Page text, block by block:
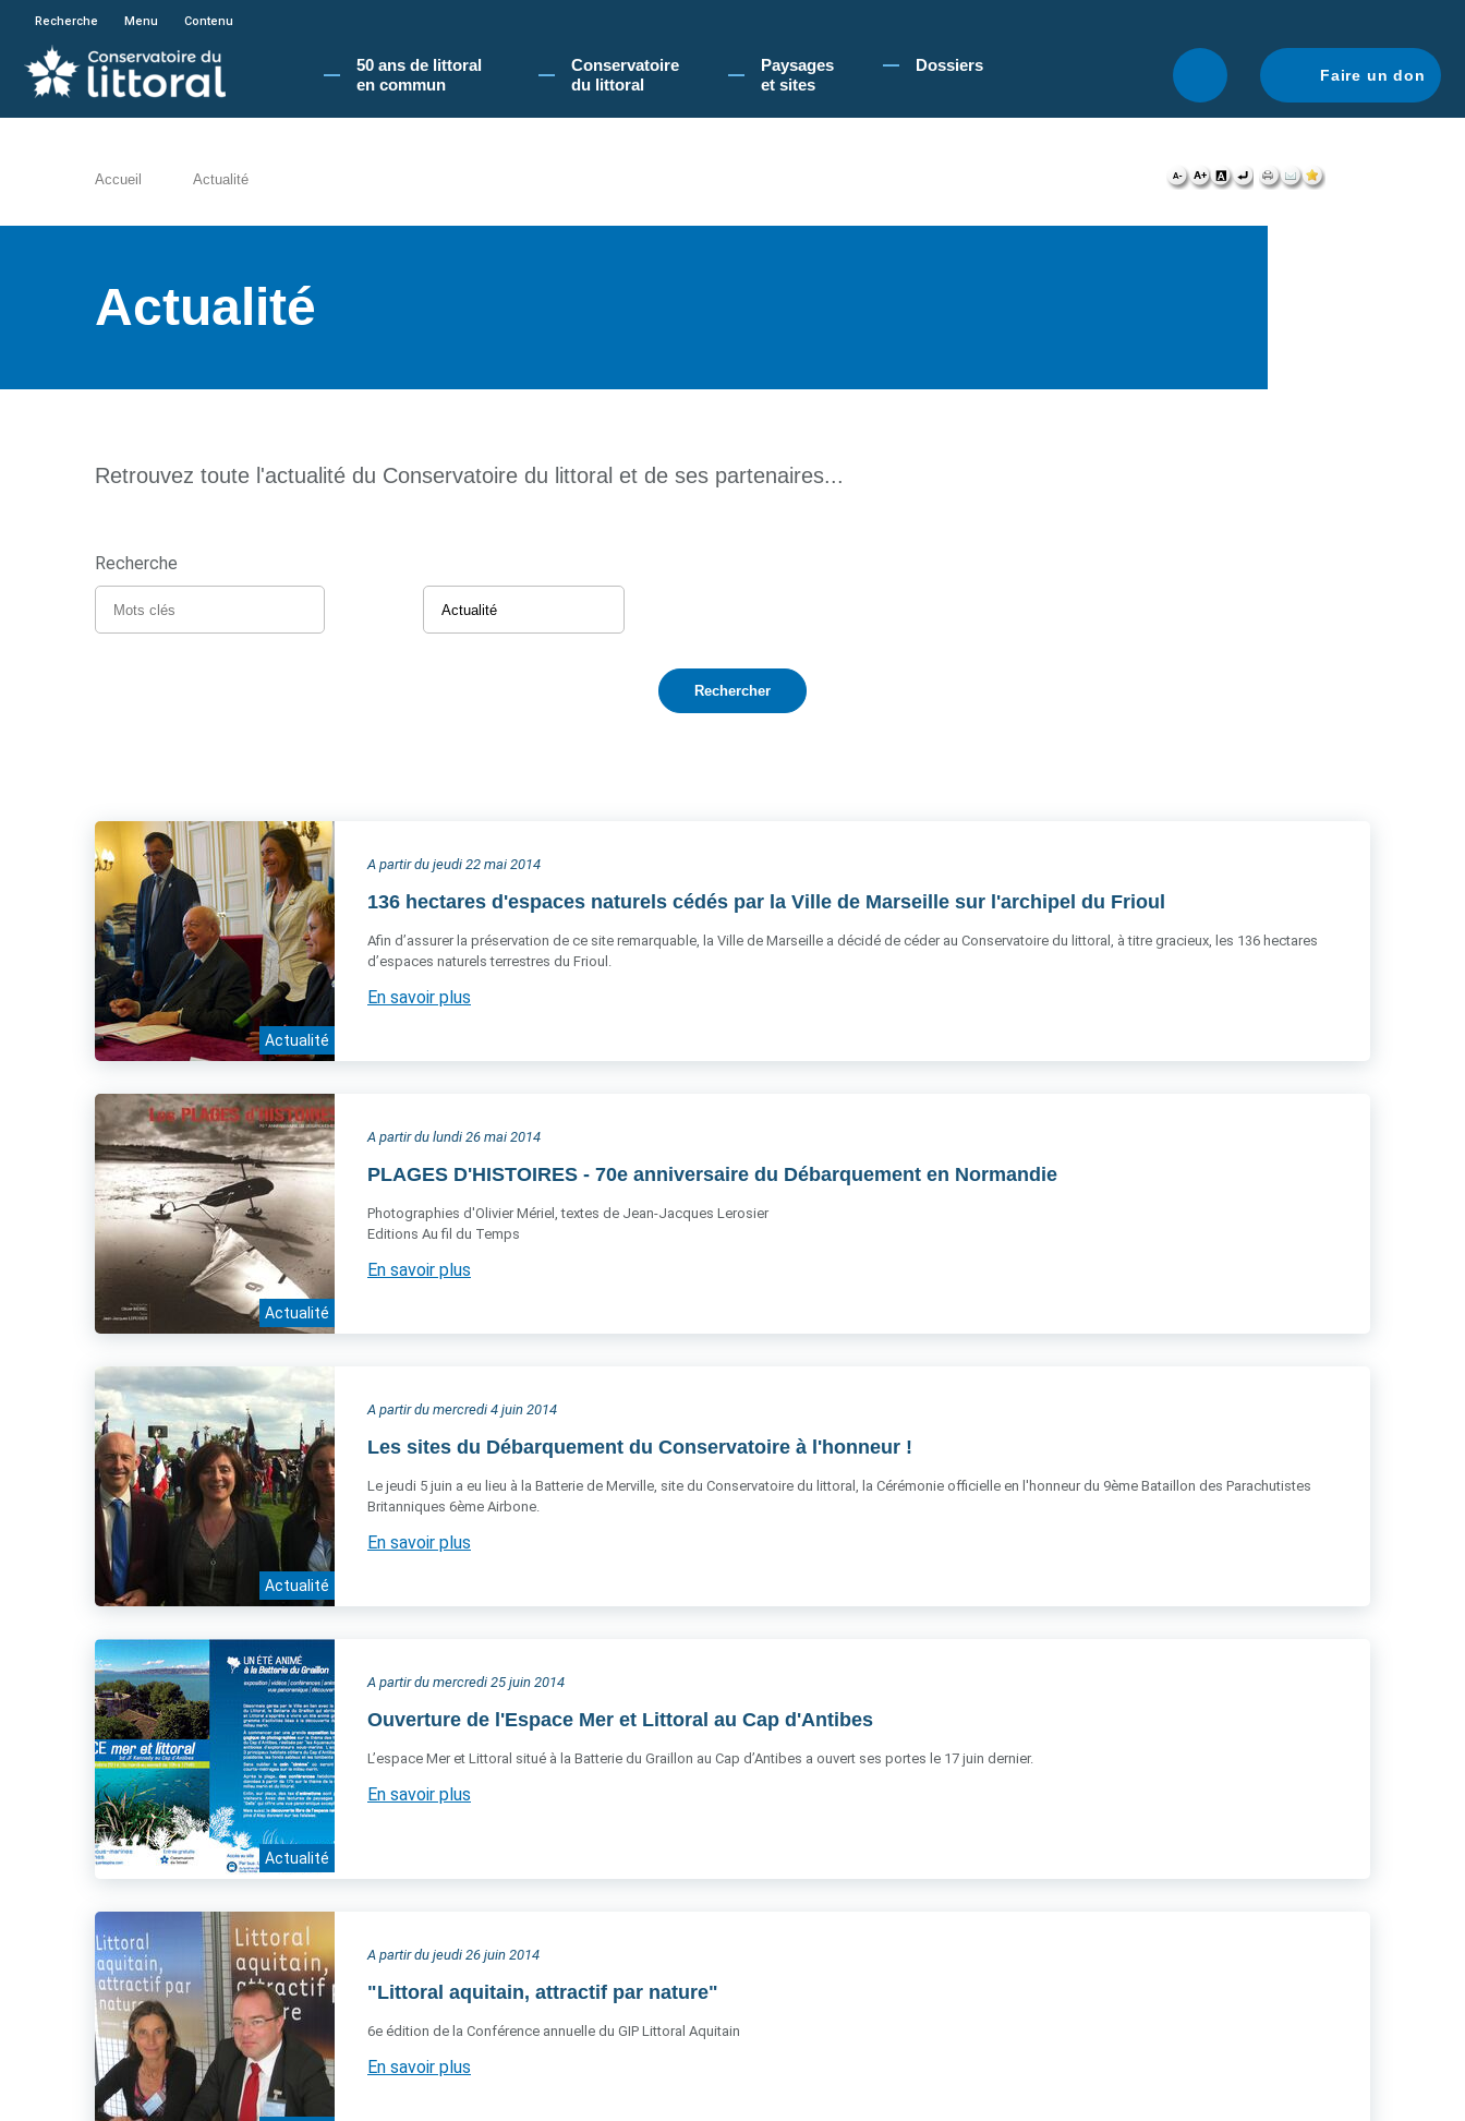
En poursuivant votre navigation sur le site du Conservatoire du littoral, vous acceptez l'utilisation de cookies pour vous proposer une navigation optimale.
Recherche Menu Contenu
50 ans de littoral
en commun​
Conservatoire
du littoral
Paysages
et sites
Dossiers
Faire un don
Accueil Actualité
Actualité
Retrouvez toute l'actualité du Conservatoire du littoral et de ses partenaires...
Recherche
Actualité
A partir du jeudi 22 mai 2014
136 hectares d'espaces naturels cédés par la Ville de Marseille sur l'archipel du Frioul
Afin d’assurer la préservation de ce site remarquable, la Ville de Marseille a décidé de céder au Conservatoire du littoral, à titre gracieux, les 136 hectares
d’espaces naturels terrestres du Frioul.
En savoir plus
Actualité
A partir du lundi 26 mai 2014
PLAGES D'HISTOIRES - 70e anniversaire du Débarquement en Normandie
Photographies d'Olivier Mériel, textes de Jean-Jacques Lerosier
Editions Au fil du Temps
En savoir plus
Actualité
A partir du mercredi 4 juin 2014
Les sites du Débarquement du Conservatoire à l'honneur !
Le jeudi 5 juin a eu lieu à la Batterie de Merville, site du Conservatoire du littoral, la Cérémonie officielle en l'honneur du 9ème Bataillon des Parachutistes
Britanniques 6ème Airbone.
En savoir plus
Actualité
A partir du mercredi 25 juin 2014
Ouverture de l'Espace Mer et Littoral au Cap d'Antibes
L’espace Mer et Littoral situé à la Batterie du Graillon au Cap d’Antibes a ouvert ses portes le 17 juin dernier.
En savoir plus
A partir du jeudi 26 juin 2014
"Littoral aquitain, attractif par nature"
6e édition de la Conférence annuelle du GIP Littoral Aquitain
En savoir plus